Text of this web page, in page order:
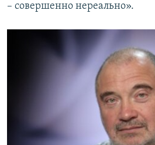
– совершенно нереально».